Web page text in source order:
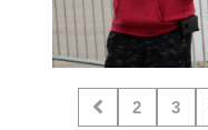
2 3